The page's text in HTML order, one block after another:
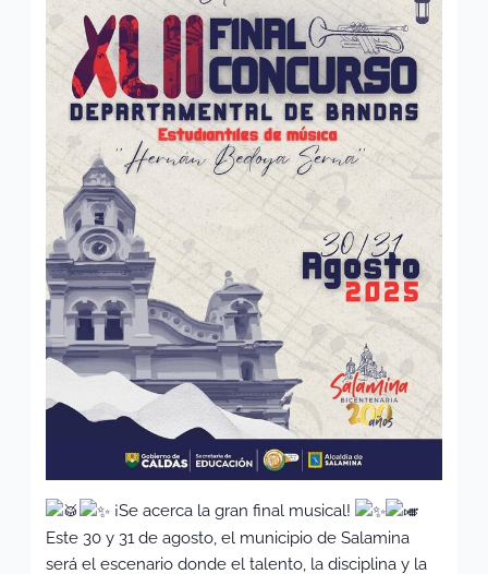
¡Se acerca la gran final musical!
Este 30 y 31 de agosto, el municipio de Salamina
será el escenario donde el talento, la disciplina y la